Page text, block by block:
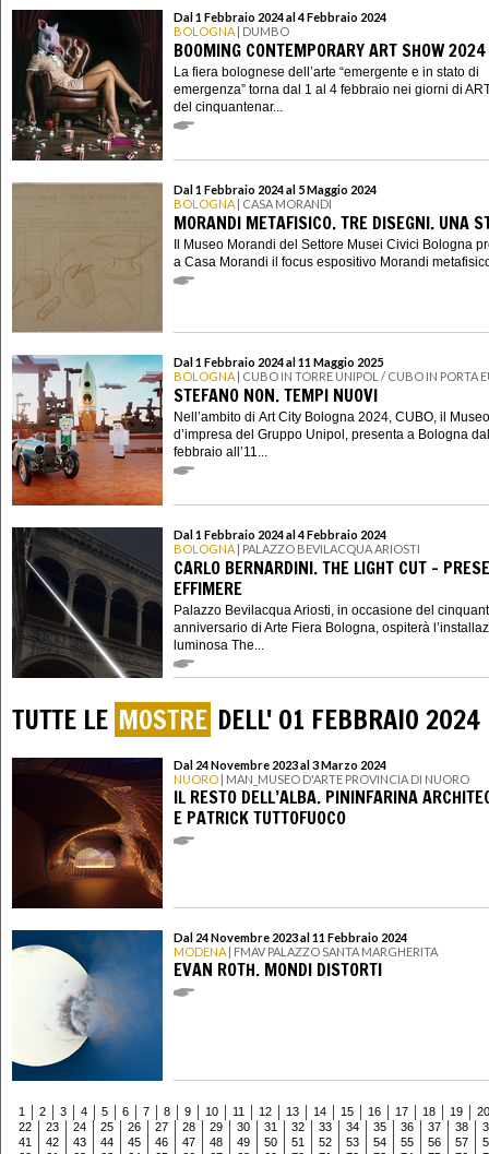
Dal 1 Febbraio 2024 al 4 Febbraio 2024
BOLOGNA | DUMBO
BOOMING CONTEMPORARY ART SHOW 2024
La fiera bolognese dell’arte “emergente e in stato di
emergenza” torna dal 1 al 4 febbraio nei giorni di
del cinquantenar...
Dal 1 Febbraio 2024 al 5 Maggio 2024
BOLOGNA | CASA MORANDI
MORANDI METAFISICO. TRE DISEGNI. UNA
Il Museo Morandi del Settore Musei Civici Bologna
a Casa Morandi il focus espositivo Morandi
Dal 1 Febbraio 2024 al 11 Maggio 2025
BOLOGNA | CUBO IN TORRE UNIPOL / CUBO IN PORTA
STEFANO NON. TEMPI NUOVI
Nell’ambito di Art City Bologna 2024, CUBO, il Museo
d’impresa del Gruppo Unipol, presenta a Bologna
febbraio all’11...
Dal 1 Febbraio 2024 al 4 Febbraio 2024
BOLOGNA | PALAZZO BEVILACQUA ARIOSTI
CARLO BERNARDINI. THE LIGHT CUT –
EFFIMERE
Palazzo Bevilacqua Ariosti, in occasione del
anniversario di Arte Fiera Bologna, ospiterà
luminosa The...
TUTTE LE MOSTRE DELL' 01 FEBBRAIO 2024
Dal 24 Novembre 2023 al 3 Marzo 2024
NUORO | MAN_MUSEO D'ARTE PROVINCIA DI NUORO
IL RESTO DELL’ALBA. PININFARINA
E PATRICK TUTTOFUOCO
Dal 24 Novembre 2023 al 11 Febbraio 2024
MODENA | FMAV PALAZZO SANTA MARGHERITA
EVAN ROTH. MONDI DISTORTI
1 2 3 4 5 6 7 8 9 10 11 12 13 14 15 16 17 18 19
20
22
23 24 25 26 27 28 29 30 31 32 33 34 35 36 37 38
41
42 43 44 45 46 47 48 49 50 51 52 53 54 55 56 57